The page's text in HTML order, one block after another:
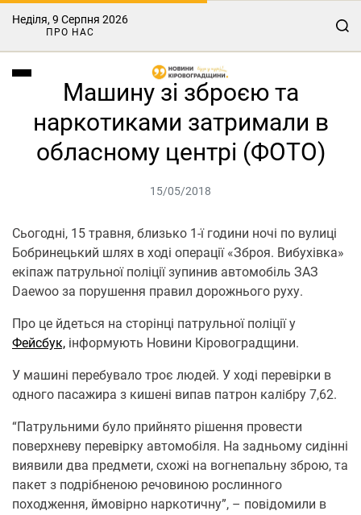
Неділя, 9 Серпня 2026
ПРО НАС
Машину зі зброєю та
наркотиками затримали в
обласному центрі (ФОТО)
15/05/2018
Сьогодні, 15 травня, близько 1-ї години ночі по вулиці
Бобринецький шлях в ході операції «Зброя. Вибухівка»
екіпаж патрульної поліції зупинив автомобіль ЗАЗ
Daewoo за порушення правил дорожнього руху.
Про це йдеться на сторінці патрульної поліції у
Фейсбук, інформують Новини Кіровоградщини.
У машині перебувало троє людей. У ході перевірки в
одного пасажира з кишені випав патрон калібру 7,62.
“Патрульними було прийнято рішення провести
поверхневу перевірку автомобіля. На задньому сидінні
виявили два предмети, схожі на вогнепальну зброю, та
пакет з подрібненою речовиною рослинного
походження, ймовірно наркотичну”, – повідомили в